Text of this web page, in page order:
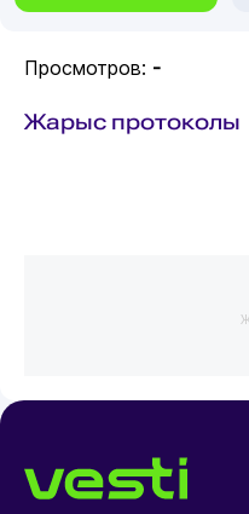
Просмотров: -
Жарыс протоколы